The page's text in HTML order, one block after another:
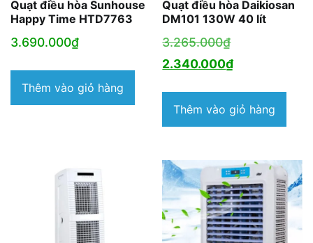
Quạt điều hòa Sunhouse
Happy Time HTD7763
3.690.000₫
Thêm vào giỏ hàng
Quạt điều hòa Daikiosan
DM101 130W 40 lít
3.265.000₫Giá
gốc
3.265.000₫.
2.340.000₫Giá
tại
là:
Thêm vào giỏ hàng